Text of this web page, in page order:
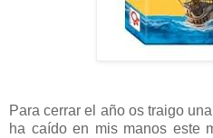
Para cerrar el año os traigo
ha caído en mis manos este